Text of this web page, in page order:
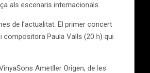
als escenaris internacionals.
de l’actualitat. El primer concert
compositora Paula Valls (20 h) qui
Ametller Origen, de les